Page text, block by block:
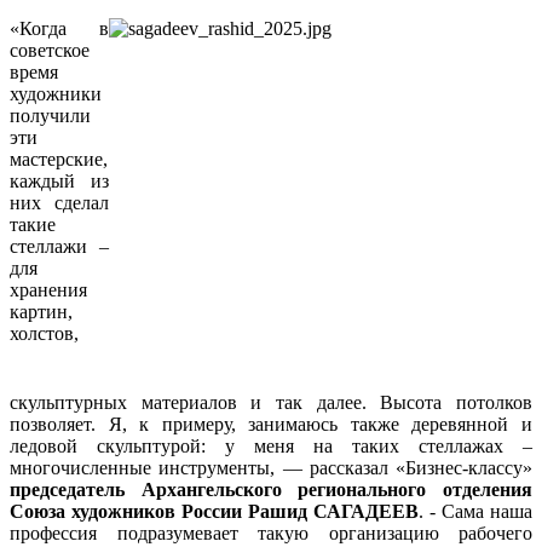
«Когда в
советское
время
художники
получили
эти
мастерские,
каждый из
них сделал
такие
стеллажи –
для
хранения
картин,
холстов,
скульптурных материалов и так далее. Высота потолков
позволяет. Я, к примеру, занимаюсь также деревянной и
ледовой скульптурой: у меня на таких стеллажах –
многочисленные инструменты, — рассказал «Бизнес-классу»
председатель Архангельского регионального отделения
Союза художников России Рашид САГАДЕЕВ. - Сама наша
профессия подразумевает такую организацию рабочего